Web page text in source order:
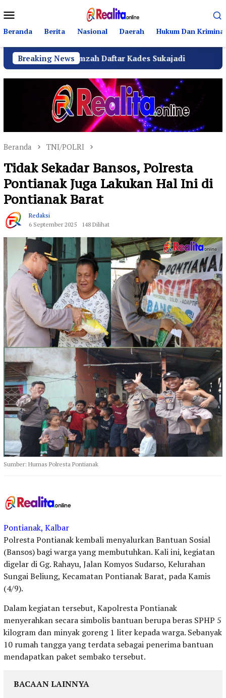
ke
kontenMobile
Beranda Berita Nasional Daerah Hukum Dan Kriminal
Breaking News
Hamzah Daftar Kades Sukajadi Anggota
Beranda TNI/POLRI
Tidak Sekadar Bansos, Polresta
Pontianak Juga Lakukan Hal Ini di
Pontianak Barat
Redaksi
6 September 2025
148 Dilihat
Sumber: Humas Polresta Pontianak
Pontianak, Kalbar
Polresta Pontianak kembali menyalurkan Bantuan Sosial
(Bansos) bagi warga yang membutuhkan. Kali ini, kegiatan
digelar di Gg. Rahayu, Jalan Komyos Sudarso, Kelurahan
Sungai Beliung, Kecamatan Pontianak Barat, pada Kamis
(4/9).
Dalam kegiatan tersebut, Kapolresta Pontianak
menyerahkan secara simbolis bantuan berupa beras SPHP 5
kilogram dan minyak goreng 1 liter kepada warga. Sebanyak
10 rumah tangga yang terdata sebagai penerima bantuan
mendapatkan paket sembako tersebut.
BACAAN LAINNYA